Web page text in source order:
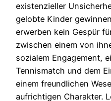
existenzieller
gelobte Kinder
erwerben kein Gespür
zwischen einem von
sozialem Engagement,
Tennismatch und dem
einem freundlichen
aufrichtigen Charakter.